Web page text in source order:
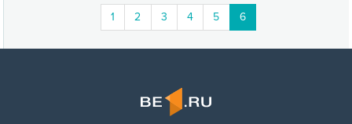
1 2 3 4 5 6(current)